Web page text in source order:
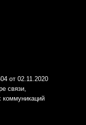
от 02.11.2020
связи,
коммуникаций